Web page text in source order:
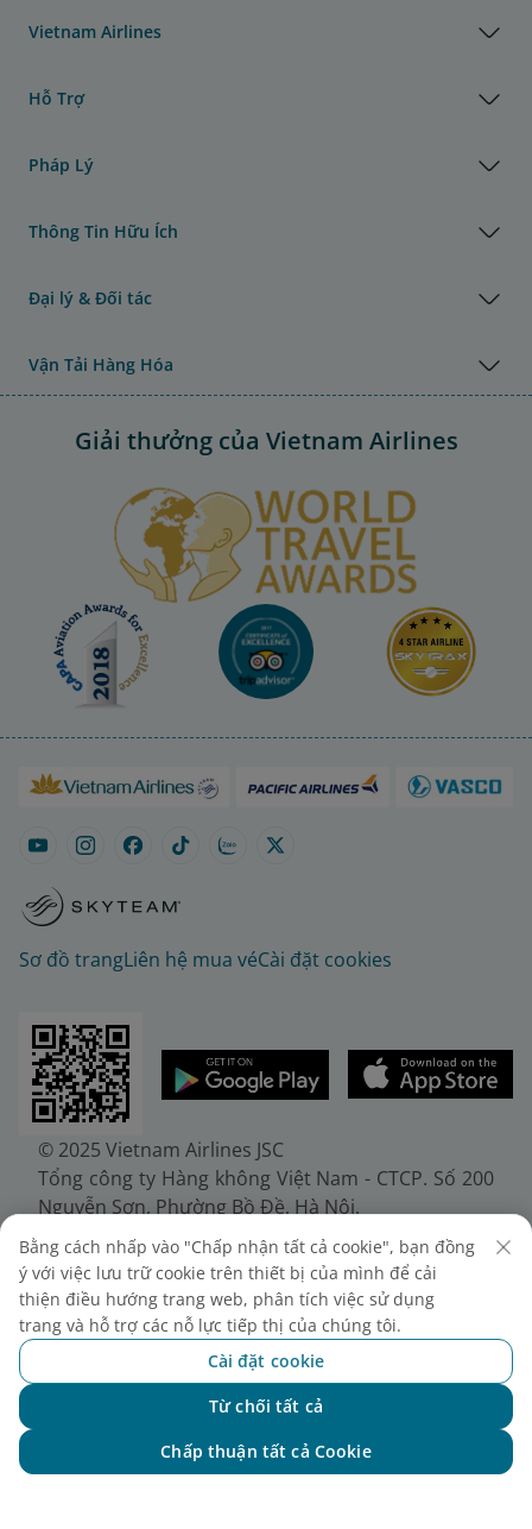
Vietnam Airlines
Hỗ Trợ
Pháp Lý
Thông Tin Hữu Ích
Đại lý & Đối tác
Vận Tải Hàng Hóa
Giải thưởng của Vietnam Airlines
Sơ đồ trangLiên hệ mua véCài đặt cookies
© 2025 Vietnam Airlines JSC
Tổng công ty Hàng không Việt Nam - CTCP. Số 200
Nguyễn Sơn, Phường Bồ Đề, Hà Nội.
Điện thoại: (+84-24) 38272289. Fax: (+84-24)
38722375
Giấy chứng nhận đăng ký doanh nghiệp, mã số
doanh nghiệp 0100107518, đăng ký lần đầu ngày
30/6/2010, đăng ký thay đổi lần thứ 10 ngày
24/7/2025, cấp bởi Sở Tài chính Thành phố Hà Nội.
Bằng cách nhấp vào "Chấp nhận tất cả cookie", bạn đồng
ý với việc lưu trữ cookie trên thiết bị của mình để cải
thiện điều hướng trang web, phân tích việc sử dụng
trang và hỗ trợ các nỗ lực tiếp thị của chúng tôi.
Cài đặt cookie
Từ chối tất cả
Chấp thuận tất cả Cookie